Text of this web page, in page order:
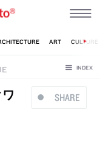
SHARE